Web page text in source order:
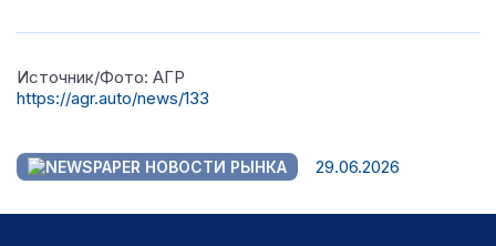
Источник/Фото: АГР
https://agr.auto/news/133
НОВОСТИ РЫНКА 29.06.2026